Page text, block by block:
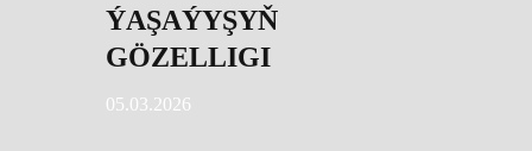
ÝAŞAÝYŞYŇ
GÖZELLIGI
05.03.2026